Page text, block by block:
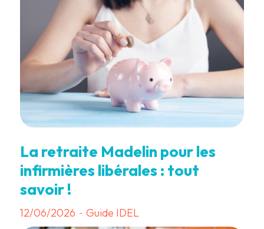
La retraite Madelin pour les
infirmières libérales : tout
savoir !
12/06/2026 - Guide IDEL